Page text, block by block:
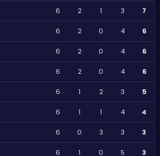
6 2 1 3 7
6 2 0 4 6
6 2 0 4 6
6 2 0 4 6
6 1 2 3 5
6 1 1 4 4
6 0 3 3 3
6 1 0 5 3